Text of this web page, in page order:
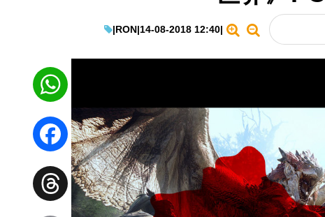
|RON|14-08-2018 12:40|
WhatsApp
Facebook